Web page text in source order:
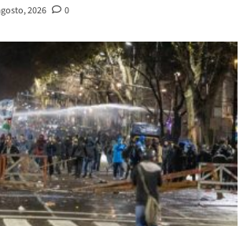
2026 0